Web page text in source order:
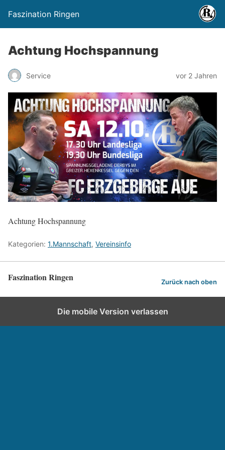
Faszination Ringen
Achtung Hochspannung
Service vor 2 Jahren
Achtung Hochspannung
Kategorien: 1.Mannschaft, Vereinsinfo
Faszination Ringen Zurück nach oben
Die mobile Version verlassen